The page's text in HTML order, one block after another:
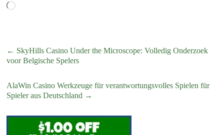
Loading…
← SkyHills Casino Under the Microscope: Volledig Onderzoek
voor Belgische Spelers
AlaWin Casino Werkzeuge für verantwortungsvolles Spielen für
Spieler aus Deutschland →